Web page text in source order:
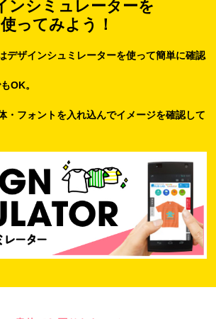
ンシミュレーターを
使ってみよう！
デザインシュミレーターを使って簡単に確認
OK。
・フォントを入れ込んでイメージを確認して